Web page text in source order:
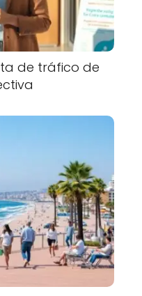
de tráfico de